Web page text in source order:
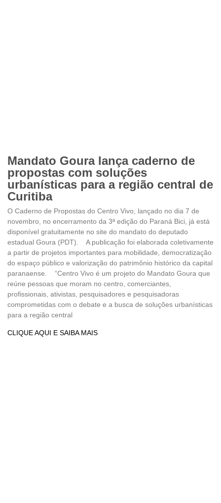
Mandato Goura lança caderno de
propostas com soluções
urbanísticas para a região central de
Curitiba
O Caderno de Propostas do Centro Vivo, lançado no dia 7 de
novembro, no encerramento da 3ª edição do Paraná Bici, já está
disponível gratuitamente no site do mandato do deputado
estadual Goura (PDT). A publicação foi elaborada coletivamente
a partir de projetos importantes para mobilidade, democratização
do espaço público e valorização do patrimônio histórico da capital
paranaense. “Centro Vivo é um projeto do Mandato Goura que
reúne pessoas que moram no centro, comerciantes,
profissionais, ativistas, pesquisadores e pesquisadoras
comprometidas com o debate e a busca de soluções urbanísticas
para a região central
CLIQUE AQUI E SAIBA MAIS